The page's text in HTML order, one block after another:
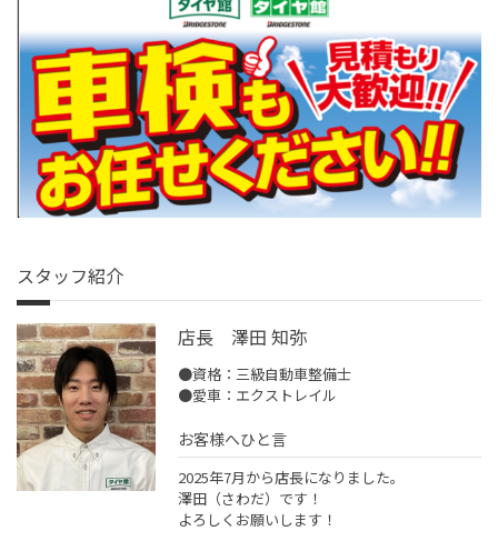
スタッフ紹介
店長 澤田 知弥
●資格：三級自動車整備士
●愛車：エクストレイル
お客様へひと言
2025年7月から店長になりました。
澤田（さわだ）です！
よろしくお願いします！